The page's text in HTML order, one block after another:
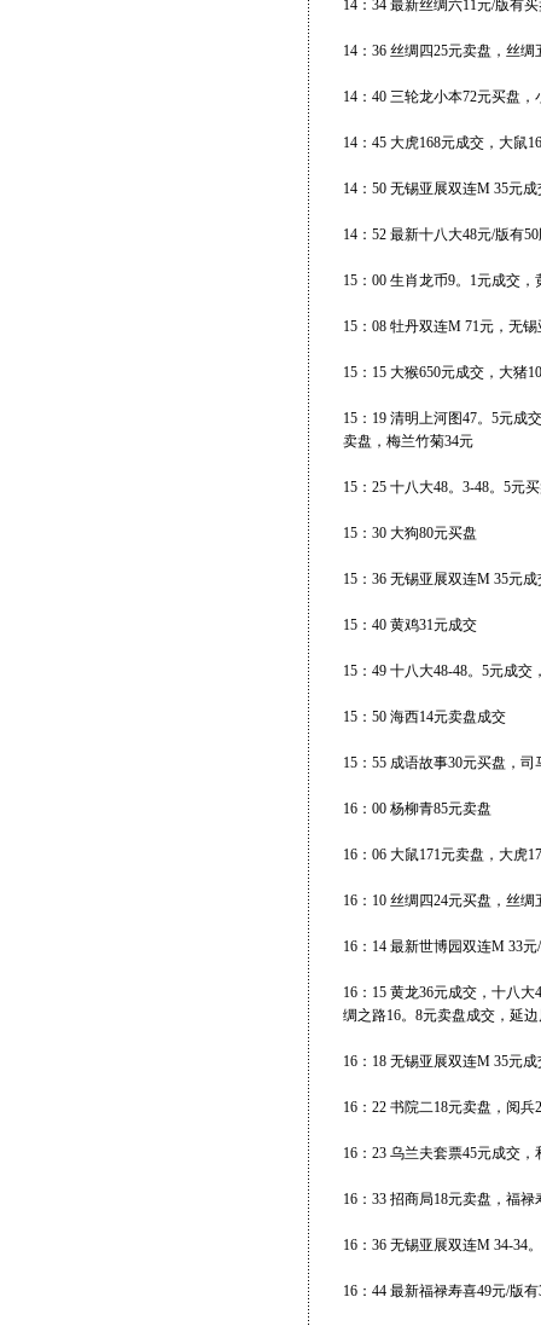
14：34 最新丝绸六11元/版有
14：36 丝绸四25元卖盘，丝
14：40 三轮龙小本72元买盘，
14：45 大虎168元成交，大鼠
14：50 无锡亚展双连M 35元成
14：52 最新十八大48元/版有
15：00 生肖龙币9。1元成交
15：08 牡丹双连M 71元，无
15：15 大猴650元成交，大猪
15：19 清明上河图47。5元成
卖盘，梅兰竹菊34元
15：25 十八大48。3-48。5元
15：30 大狗80元买盘
15：36 无锡亚展双连M 35元成
15：40 黄鸡31元成交
15：49 十八大48-48。5元成
15：50 海西14元卖盘成交
15：55 成语故事30元买盘，司
16：00 杨柳青85元卖盘
16：06 大鼠171元卖盘，大虎
16：10 丝绸四24元买盘，丝
16：14 最新世博园双连M 33
16：15 黄龙36元成交，十八
绸之路16。8元卖盘成交，延
16：18 无锡亚展双连M 35元成
16：22 书院二18元卖盘，阅兵
16：23 乌兰夫套票45元成交
16：33 招商局18元卖盘，福
16：36 无锡亚展双连M 34-34
16：44 最新福禄寿喜49元/版